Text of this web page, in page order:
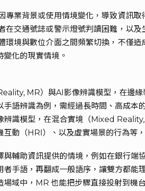
業背景或使用情境變化，導致資訊
交通號誌或警示燈號判讀困難，以
境與數位介面之間頻繁切換，不僅
化的現實情境。
MR）與AI影像辨識模型，在邊
語辨識為例，需經過長時間、高成本
識模型，在混合實境（Mixed
動（HRI）、以及虛實場景的行為等
輔助資訊提供的情境，例如在銀行端
手語，再翻成一般語序，讓雙方都
域中，MR 也能把步驟直接投射到機